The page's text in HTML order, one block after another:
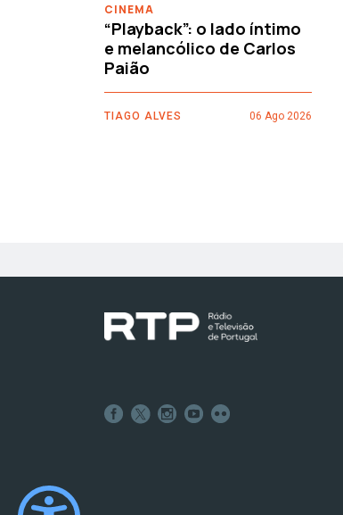
CINEMA
“Playback”: o lado íntimo
e melancólico de Carlos
Paião
TIAGO ALVES 06 Ago 2026